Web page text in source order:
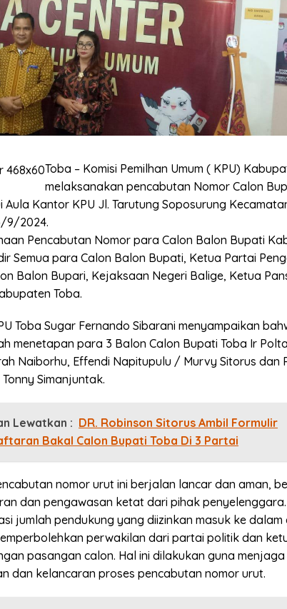
Toba – Komisi Pemilhan Umum ( KPU)
melaksanakan pencabutan Nomor Calon
Aula Kantor KPU Jl. Tarutung Soposurung
9/2024.
Pencabutan Nomor para Calon Balon Bupati
Semua para Calon Balon Bupati, Ketua Partai
Balon Bupari, Kejaksaan Negeri Balige, Ketua
Toba.
Toba Sugar Fernando Sibarani menyampaikan
menetapan para 3 Balon Calon Bupati Toba Ir
Naiborhu, Effendi Napitupulu / Murvy Sitorus dan
Simanjuntak.
Lewatkan : DR. Robinson Sitorus Ambil Formulir
Bakal Calon Bupati Toba Di 3 Partai
nomor urut ini berjalan lancar dan aman,
dan pengawasan ketat dari pihak penyelenggara.
jumlah pendukung yang diizinkan masuk ke dalam
perwakilan dari partai politik dan
pasangan calon. Hal ini dilakukan guna menjaga
dan kelancaran proses pencabutan nomor urut.